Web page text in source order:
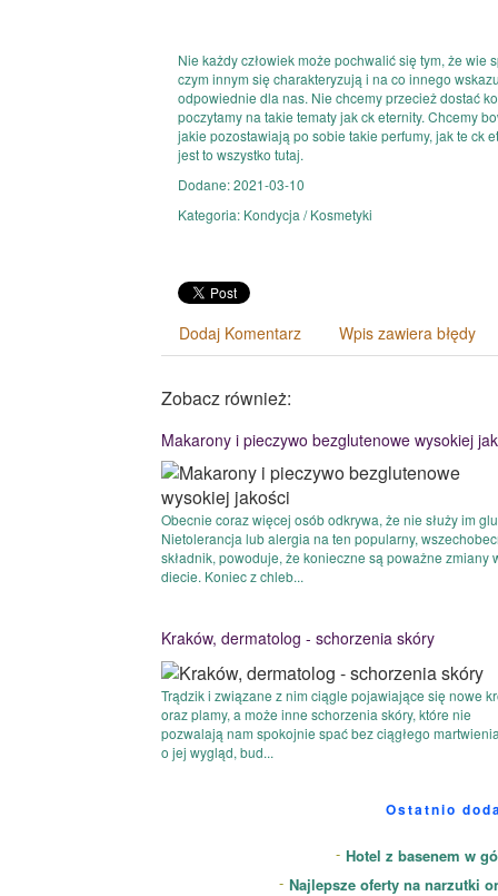
Nie każdy człowiek może pochwalić się tym, że
czym innym się charakteryzują i na co innego
odpowiednie dla nas. Nie chcemy przecież dostać
poczytamy na takie tematy jak ck eternity. Chcemy
jakie pozostawiają po sobie takie perfumy, jak te ck
jest to wszystko tutaj.
Dodane: 2021-03-10
Kategoria: Kondycja / Kosmetyki
Dodaj Komentarz Wpis zawiera błędy
Zobacz również:
Makarony i pieczywo bezglutenowe wysokiej
Obecnie coraz więcej osób odkrywa, że nie służy im
Nietolerancja lub alergia na ten popularny,
składnik, powoduje, że konieczne są poważne zmiany
diecie. Koniec z chleb...
Kraków, dermatolog - schorzenia skóry
Trądzik i związane z nim ciągle pojawiające się nowe
oraz plamy, a może inne schorzenia skóry, które nie
pozwalają nam spokojnie spać bez ciągłego
o jej wygląd, bud...
Ostatnio
Hotel z basenem w
Najlepsze oferty na narzutki